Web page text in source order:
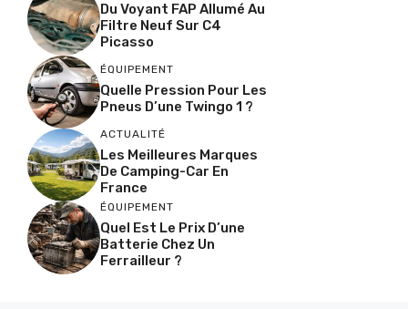
Du Voyant FAP Allumé Au
Filtre Neuf Sur C4
Picasso
ÉQUIPEMENT
Quelle Pression Pour Les
Pneus D’une Twingo 1 ?
ACTUALITÉ
Les Meilleures Marques
De Camping-Car En
France
ÉQUIPEMENT
Quel Est Le Prix D’une
Batterie Chez Un
Ferrailleur ?